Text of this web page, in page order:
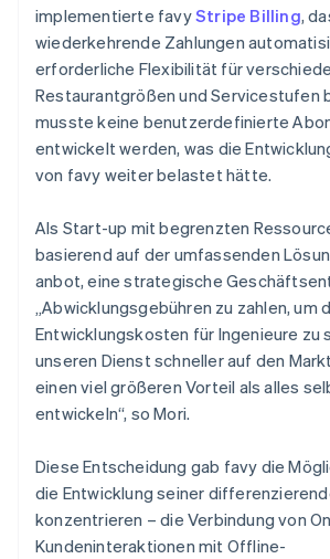
implementierte favyStripe Billing,
wiederkehrende Zahlungen
erforderliche Flexibilität für
Restaurantgrößen und Servicestufen
musste keine benutzerdefinierte
entwickelt werden, was die
von favy weiter belastet hätte.
Als Start-up mit begrenzten
basierend auf der umfassenden
anbot, eine strategische
„Abwicklungsgebühren zu zahlen, um
Entwicklungskosten für Ingenieure zu
unseren Dienst schneller auf den
einen viel größeren Vorteil als alles
entwickeln“, so Mori.
Diese Entscheidung gab favy die
die Entwicklung seiner
konzentrieren – die Verbindung von
Kundeninteraktionen mit Offline-